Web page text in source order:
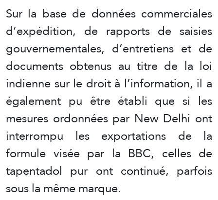
Sur la base de données commerciales
d’expédition, de rapports de saisies
gouvernementales, d’entretiens et de
documents obtenus au titre de la loi
indienne sur le droit à l’information, il a
également pu être établi que si les
mesures ordonnées par New Delhi ont
interrompu les exportations de la
formule visée par la BBC, celles de
tapentadol pur ont continué, parfois
sous la même marque.